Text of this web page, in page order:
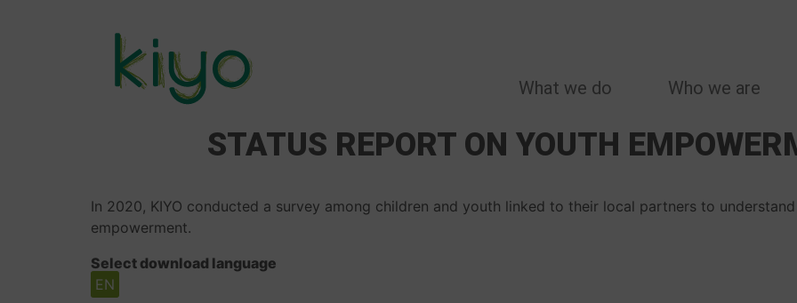
MAIN
NAVIGATION
What we do Who we are
STATUS REPORT ON YOUTH
In 2020, KIYO conducted a survey among children and youth linked to their local partners to
empowerment.
Select download language
EN